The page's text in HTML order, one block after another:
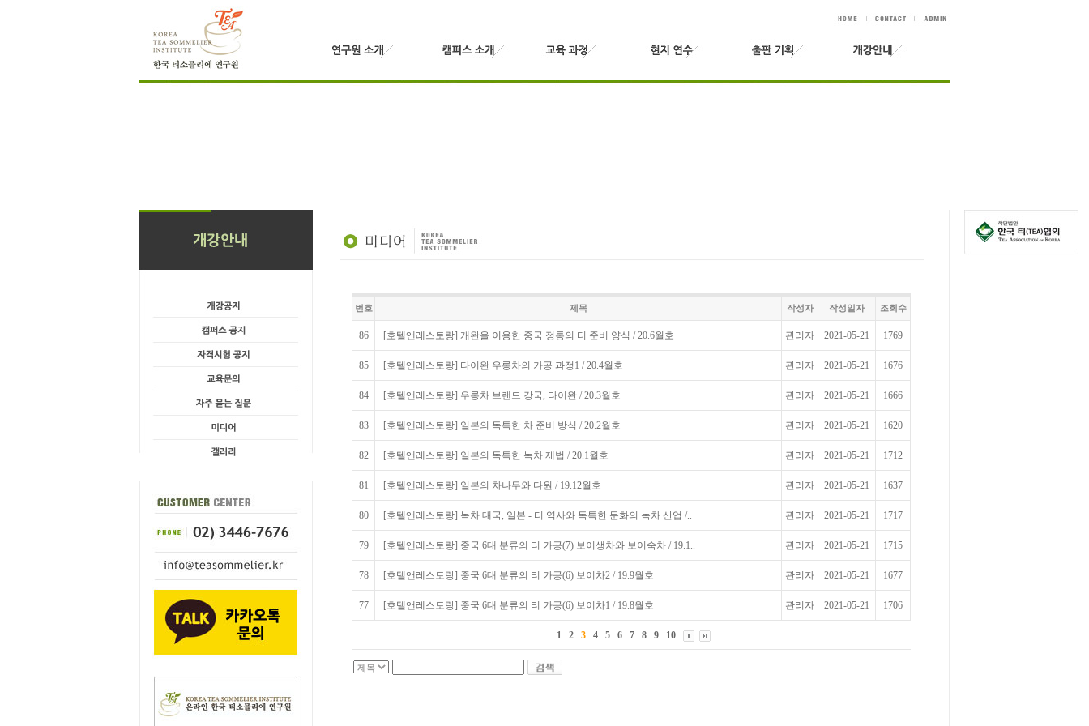
번호 제목 작성자 작성일자 조회수
86 [호텔앤레스토랑] 개완을 이용한 중국 정통의 티 준비 양식 / 20.6월호 관리자 2021-05-21 1769
85 [호텔앤레스토랑] 타이완 우롱차의 가공 과정1 / 20.4월호 관리자 2021-05-21 1676
84 [호텔앤레스토랑] 우롱차 브랜드 강국, 타이완 / 20.3월호 관리자 2021-05-21 1666
83 [호텔앤레스토랑] 일본의 독특한 차 준비 방식 / 20.2월호 관리자 2021-05-21 1620
82 [호텔앤레스토랑] 일본의 독특한 녹차 제법 / 20.1월호 관리자 2021-05-21 1712
81 [호텔앤레스토랑] 일본의 차나무와 다원 / 19.12월호 관리자 2021-05-21 1637
80 [호텔앤레스토랑] 녹차 대국, 일본 - 티 역사와 독특한 문화의 녹차 산업 /.. 관리자 2021-05-21 1717
79 [호텔앤레스토랑] 중국 6대 분류의 티 가공(7) 보이생차와 보이숙차 / 19.1.. 관리자 2021-05-21 1715
78 [호텔앤레스토랑] 중국 6대 분류의 티 가공(6) 보이차2 / 19.9월호 관리자 2021-05-21 1677
77 [호텔앤레스토랑] 중국 6대 분류의 티 가공(6) 보이차1 / 19.8월호 관리자 2021-05-21 1706
1 2 3 4 5 6 7 8 9 10